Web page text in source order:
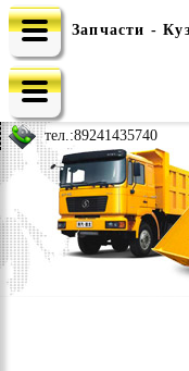
e-mail: china-
тел.:89241435740
Запчасти -